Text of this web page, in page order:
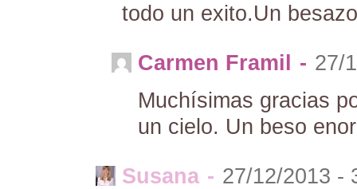
todo un exito.Un
Carmen Framil - 27/
Muchísimas gracias
un cielo. Un beso
Susana - 27/12/2013 -